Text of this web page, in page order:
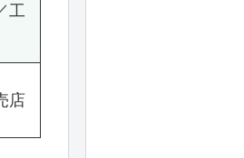
工
店